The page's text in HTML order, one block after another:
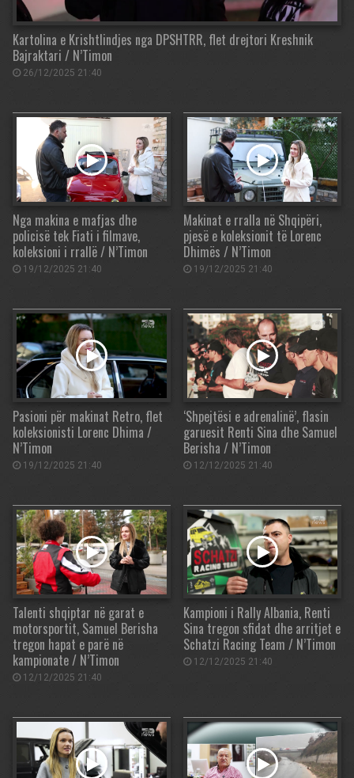
Kartolina e Krishtlindjes nga DPSHTRR, flet drejtori Kreshnik
Bajraktari / N’Timon
26/12/2025 21:40
Nga makina e mafjas dhe
policisë tek Fiati i filmave,
koleksioni i rrallë / N’Timon
19/12/2025 21:40
Makinat e rralla në Shqipëri,
pjesë e koleksionit të Lorenc
Dhimës / N’Timon
19/12/2025 21:40
Pasioni për makinat Retro, flet
koleksionisti Lorenc Dhima /
N’Timon
19/12/2025 21:40
‘Shpejtësi e adrenalinë’, flasin
garuesit Renti Sina dhe Samuel
Berisha / N’Timon
12/12/2025 21:40
Talenti shqiptar në garat e
motorsportit, Samuel Berisha
tregon hapat e parë në
kampionate / N’Timon
12/12/2025 21:40
Kampioni i Rally Albania, Renti
Sina tregon sfidat dhe arritjet e
Schatzi Racing Team / N’Timon
12/12/2025 21:40